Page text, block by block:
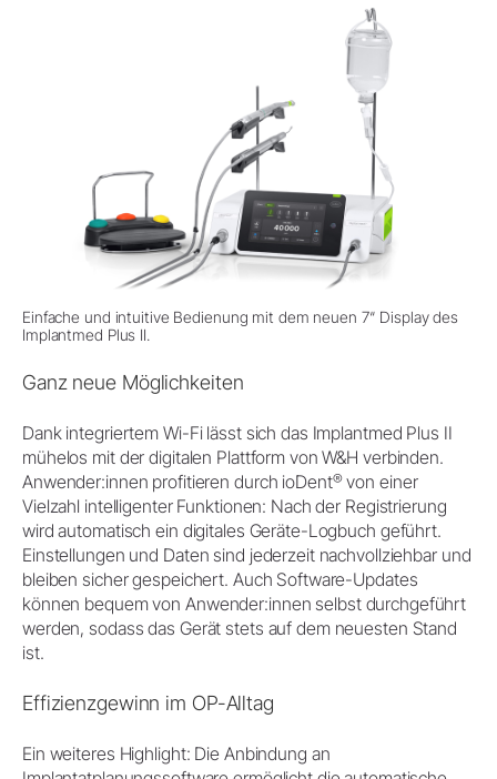
Einfache und intuitive Bedienung mit dem neuen 7‘‘ Display des
Implantmed Plus II.
Ganz neue Möglichkeiten
Dank integriertem Wi-Fi lässt sich das Implantmed Plus II
mühelos mit der digitalen Plattform von W&H verbinden.
Anwender:innen profitieren durch ioDent®von einer
Vielzahl intelligenter Funktionen: Nach der Registrierung
wird automatisch ein digitales Geräte-Logbuch geführt.
Einstellungen und Daten sind jederzeit nachvollziehbar und
bleiben sicher gespeichert. Auch Software-Updates
können bequem von Anwender:innen selbst durchgeführt
werden, sodass das Gerät stets auf dem neuesten Stand
ist.
Effizienzgewinn im OP-Alltag
Ein weiteres Highlight: Die Anbindung an